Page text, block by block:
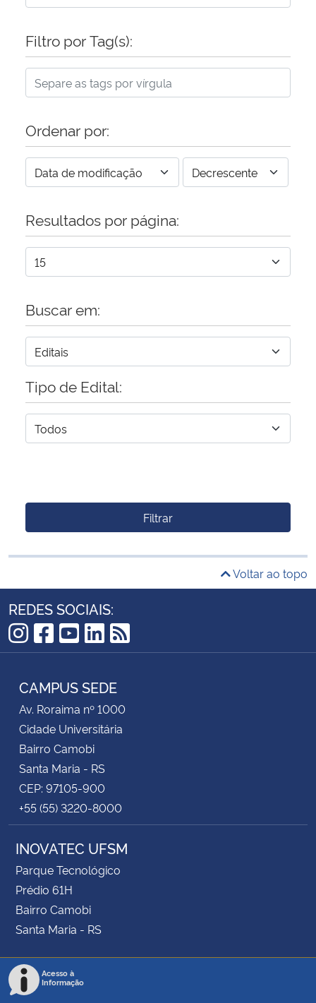
Filtro por Tag(s):
Ordenar por:
Resultados por página:
Buscar em:
Tipo de Edital:
Filtrar
Voltar ao topo
REDES SOCIAIS:
Instagram
Facebook
YouTube
LinkedIn
RSS
CAMPUS SEDE
Av. Roraima nº 1000
Cidade Universitária
Bairro Camobi
Santa Maria - RS
CEP: 97105-900
+55 (55) 3220-8000
INOVATEC UFSM
Parque Tecnológico
Prédio 61H
Bairro Camobi
Santa Maria - RS
Acesso à
Informação